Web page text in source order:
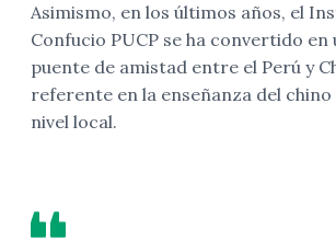
Asimismo, en los últimos años, el
Confucio PUCP se ha convertido
puente de amistad entre el Perú y
referente en la enseñanza del
nivel local.